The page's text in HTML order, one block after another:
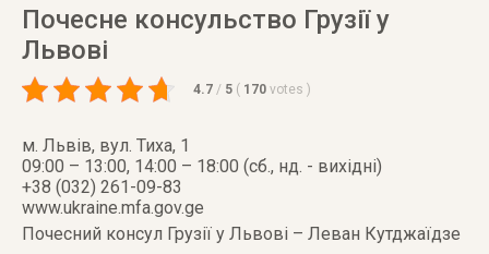
Почесне консульство Грузії у
Львові
4.7 / 5 ( 170 votes )
м. Львів, вул. Тиха, 1
09:00 – 13:00, 14:00 – 18:00 (сб., нд. - вихідні)
+38 (032) 261-09-83
www.ukraine.mfa.gov.ge
Почесний консул Грузії у Львові – Леван Кутджаїдзе